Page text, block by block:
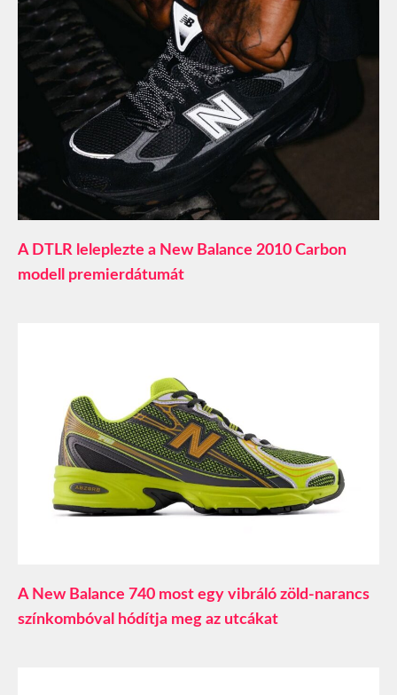
A DTLR leleplezte a New Balance 2010 Carbon
modell premierdátumát
A New Balance 740 most egy vibráló zöld-narancs
színkombóval hódítja meg az utcákat